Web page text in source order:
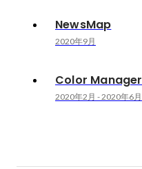
NewsMap
2020年9月
Color Manager
2020年2月 -2020年6月